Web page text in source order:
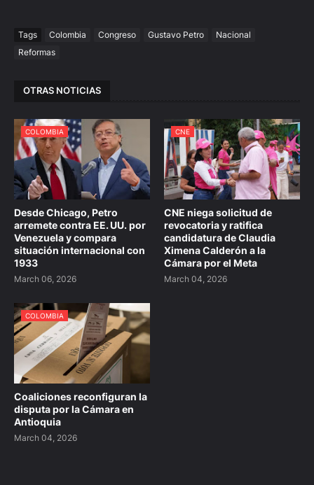
Tags Colombia Congreso Gustavo Petro
Nacional
Reformas
OTRAS NOTICIAS
COLOMBIA
Desde Chicago, Petro
arremete contra EE. UU. por
Venezuela y compara
situación internacional con
1933
March 06, 2026
CNE
CNE niega solicitud de
revocatoria y ratifica
candidatura de Claudia
Ximena Calderón a la
Cámara por el Meta
March 04, 2026
COLOMBIA
Coaliciones reconfiguran la
disputa por la Cámara en
Antioquia
March 04, 2026